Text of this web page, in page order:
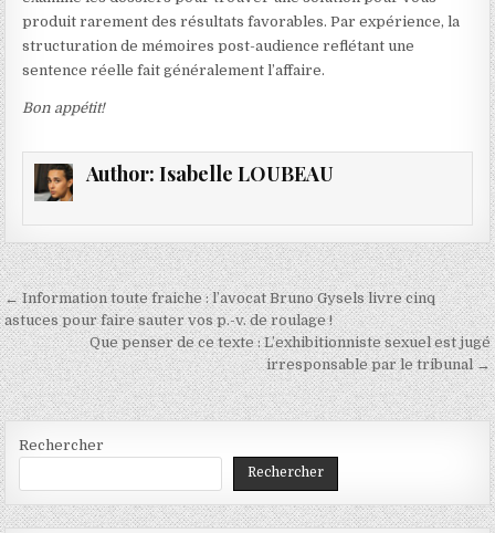
produit rarement des résultats favorables. Par expérience, la
structuration de mémoires post-audience reflétant une
sentence réelle fait généralement l’affaire.
Bon appétit!
Author: Isabelle LOUBEAU
Navigation
de
l’article
← Information toute fraiche : l’avocat Bruno Gysels livre cinq
astuces pour faire sauter vos p.-v. de roulage !
Que penser de ce texte : L’exhibitionniste sexuel est jugé
irresponsable par le tribunal →
Rechercher
Rechercher